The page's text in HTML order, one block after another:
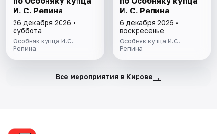
И. С. Репина
26 декабря 2026 •
суббота
Особняк купца И.С.
Репина
И. С. Репина
6 декабря 2026 •
воскресенье
Особняк купца И.С.
Репина
Все мероприятия в Кирове →